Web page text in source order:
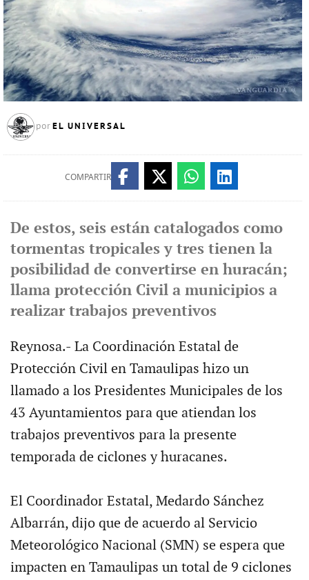
por EL UNIVERSAL
COMPARTIR
De estos, seis están catalogados como
tormentas tropicales y tres tienen la
posibilidad de convertirse en huracán;
llama protección Civil a municipios a
realizar trabajos preventivos
Reynosa.- La Coordinación Estatal de
Protección Civil en Tamaulipas hizo un
llamado a los Presidentes Municipales de los
43 Ayuntamientos para que atiendan los
trabajos preventivos para la presente
temporada de ciclones y huracanes.
El Coordinador Estatal, Medardo Sánchez
Albarrán, dijo que de acuerdo al Servicio
Meteorológico Nacional (SMN) se espera que
impacten en Tamaulipas un total de 9 ciclones